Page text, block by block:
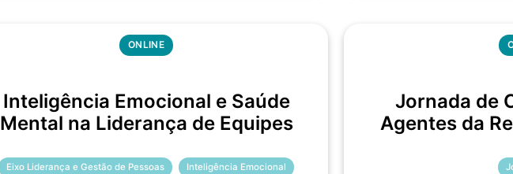
ONLINE
Inteligência Emocional e Saúde
Mental na Liderança de Equipes
Eixo Liderança e Gestão de Pessoas Inteligência Emocional
Jornada de
Agentes da